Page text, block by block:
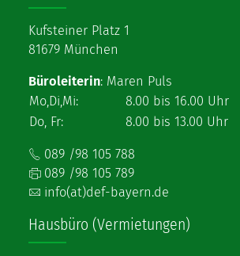
Kufsteiner Platz 1
81679 München
Büroleiterin: Maren Puls
Mo,Di,Mi:
8.00 bis 16.00 Uhr
Do, Fr:
8.00 bis 13.00 Uhr
089 /98 105 788
089 /98 105 789
info(at)def-bayern.de
Hausbüro (Vermietungen)